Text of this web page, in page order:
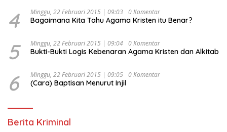
4 Minggu, 22 Februari 2015 | 09:03 0 Komentar
Bagaimana Kita Tahu Agama Kristen itu Benar?
5 Minggu, 22 Februari 2015 | 09:04 0 Komentar
Bukti-Bukti Logis Kebenaran Agama Kristen dan Alkitab
6 Minggu, 22 Februari 2015 | 09:05 0 Komentar
(Cara) Baptisan Menurut Injil
Berita Kriminal